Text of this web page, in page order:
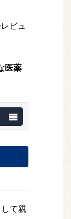
ビュ
医薬
て親